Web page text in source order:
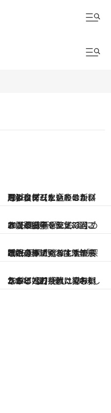
2025.1.27
月のリズムに合わせた料理＆食材【水瓶座の新月】に作りたいのはかぼちゃとアーモンドミルクのポタージュ
2025.1.9
お腹の調子を整えて、これから一年を元気に過ごす！ 健康祈願におすすめの【薬膳粥レシピ3選】
2025.1.4
これ一杯でぐっすり快眠！ 医師が考案した「深睡眠スープ」とは!? 年末年始の不規則な生活で疲れた身体にもおすすめ
2024.12.27
年末年始の疲れた胃をいたわる【お茶漬け＆お粥レシピ7選】優しい美味しさがじんわり体に染みわたる！